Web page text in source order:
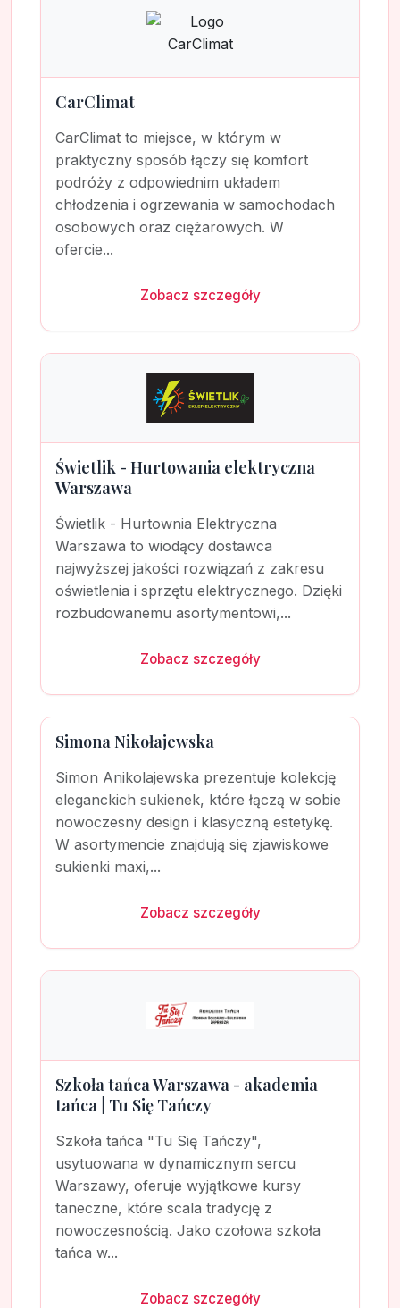
CarClimat
CarClimat to miejsce, w którym w
praktyczny sposób łączy się komfort
podróży z odpowiednim układem
chłodzenia i ogrzewania w samochodach
osobowych oraz ciężarowych. W
ofercie...
Zobacz szczegóły
Świetlik - Hurtowania elektryczna
Warszawa
Świetlik - Hurtownia Elektryczna
Warszawa to wiodący dostawca
najwyższej jakości rozwiązań z zakresu
oświetlenia i sprzętu elektrycznego. Dzięki
rozbudowanemu asortymentowi,...
Zobacz szczegóły
Simona Nikołajewska
Simon Anikolajewska prezentuje kolekcję
eleganckich sukienek, które łączą w sobie
nowoczesny design i klasyczną estetykę.
W asortymencie znajdują się zjawiskowe
sukienki maxi,...
Zobacz szczegóły
Szkoła tańca Warszawa - akademia
tańca | Tu Się Tańczy
Szkoła tańca "Tu Się Tańczy",
usytuowana w dynamicznym sercu
Warszawy, oferuje wyjątkowe kursy
taneczne, które scala tradycję z
nowoczesnością. Jako czołowa szkoła
tańca w...
Zobacz szczegóły